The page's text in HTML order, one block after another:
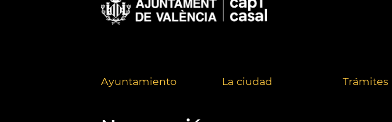
Ayuntamiento La ciudad Trámites